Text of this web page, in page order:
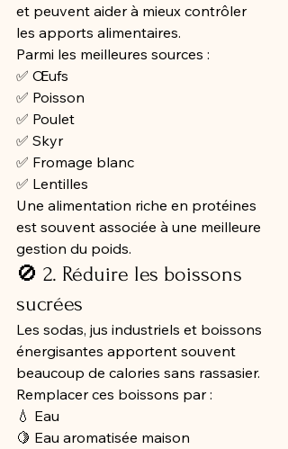
et peuvent aider à mieux contrôler
les apports alimentaires.
Parmi les meilleures sources :
✅ Œufs
✅ Poisson
✅ Poulet
✅ Skyr
✅ Fromage blanc
✅ Lentilles
Une alimentation riche en protéines
est souvent associée à une meilleure
gestion du poids.
🚫 2. Réduire les boissons
sucrées
Les sodas, jus industriels et boissons
énergisantes apportent souvent
beaucoup de calories sans rassasier.
Remplacer ces boissons par :
💧 Eau
🍋 Eau aromatisée maison